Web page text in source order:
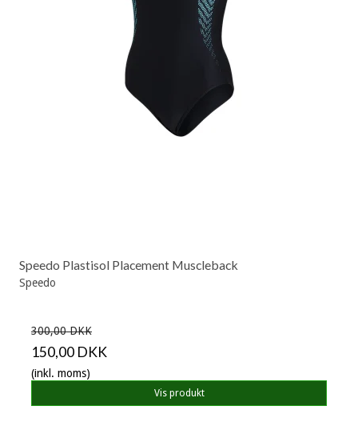
Speedo Plastisol Placement Muscleback
Speedo
300,00 DKK
150,00 DKK
(inkl. moms)
Vis produkt